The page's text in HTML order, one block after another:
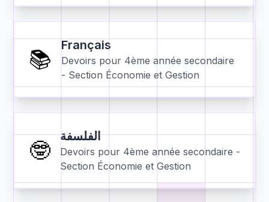
📚
Français
Devoirs pour 4ème année secondaire
- Section Économie et Gestion
🤓
الفلسفة
Devoirs pour 4ème année secondaire -
Section Économie et Gestion